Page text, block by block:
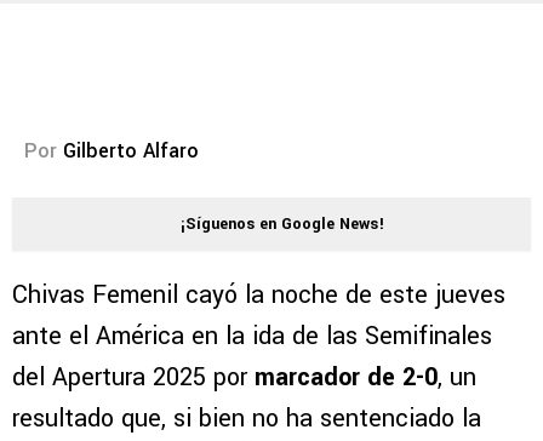
Por Gilberto Alfaro
¡Síguenos en Google News!
Chivas Femenil cayó la noche de este jueves
ante el América en la ida de las Semifinales
del Apertura 2025 por marcador de 2-0, un
resultado que, si bien no ha sentenciado la